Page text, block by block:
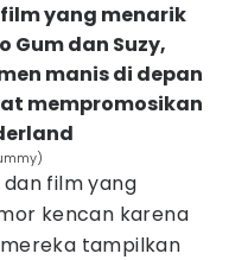
yang menarik
Gum dan Suzy,
manis di depan
mempromosikan
film yang
kencan karena
tampilkan